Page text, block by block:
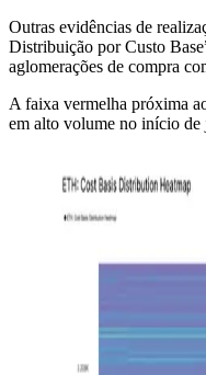
Outras evidências de
Distribuição por Custo
aglomerações de compra
A faixa vermelha próxima
em alto volume no início de